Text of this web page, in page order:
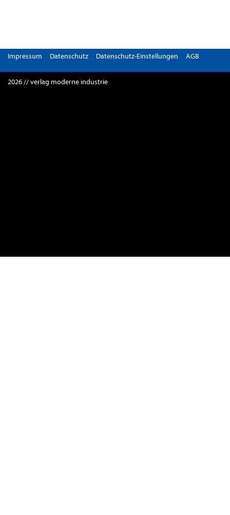
Impressum Datenschutz Datenschutz-Einstellungen AGB
2026 // verlag moderne industrie